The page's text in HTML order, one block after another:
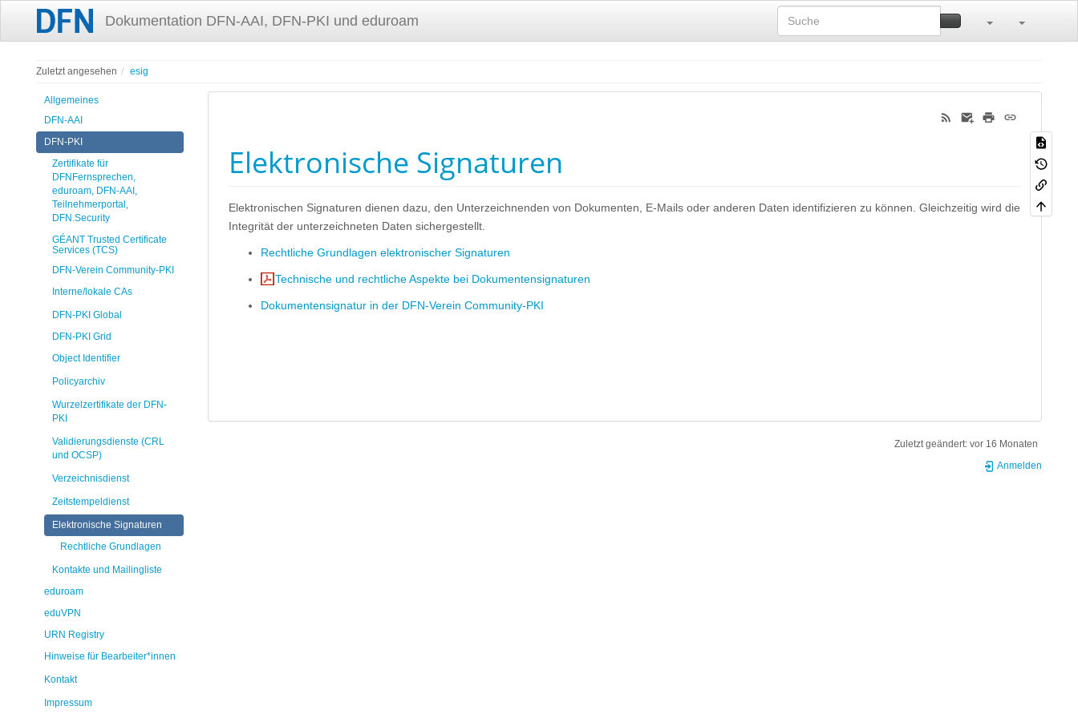
Dokumentation DFN-AAI, DFN-PKI und eduroam
Zuletzt angesehen esig
Allgemeines
DFN-AAI
DFN-PKI
Zertifikate für
DFNFernsprechen,
eduroam, DFN-AAI,
Teilnehmerportal,
DFN.Security
GÉANT Trusted Certificate
Services (TCS)
DFN-Verein Community-PKI
Interne/lokale CAs
DFN-PKI Global
DFN-PKI Grid
Object Identifier
Policyarchiv
Wurzelzertifikate der DFN-
PKI
Validierungsdienste (CRL
und OCSP)
Verzeichnisdienst
Zeitstempeldienst
Elektronische Signaturen
Rechtliche Grundlagen
Kontakte und Mailingliste
eduroam
eduVPN
URN Registry
Hinweise für Bearbeiter*innen
Kontakt
Impressum
Elektronische Signaturen
Elektronischen Signaturen dienen dazu, den Unterzeichnenden von Dokumenten, E-Mails oder anderen Daten identifizieren zu können. Gleichzeitig wird die
Integrität der unterzeichneten Daten sichergestellt.
Rechtliche Grundlagen elektronischer Signaturen
Technische und rechtliche Aspekte bei Dokumentensignaturen
Dokumentensignatur in der DFN-Verein Community-PKI
Zuletzt geändert: vor 16 Monaten
Anmelden